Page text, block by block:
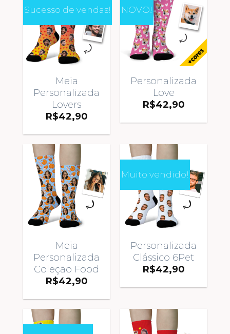
Sucesso de vendas!
Meia
Personalizada
Lovers
R$42,90
NOVO!
Personalizada
Love
R$42,90
Meia
Personalizada
Coleção Food
R$42,90
Muito vendido!
Personalizada
Clássico 6Pet
R$42,90